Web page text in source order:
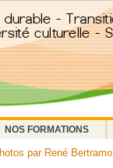
NOS FORMATIONS
par René Bertramo